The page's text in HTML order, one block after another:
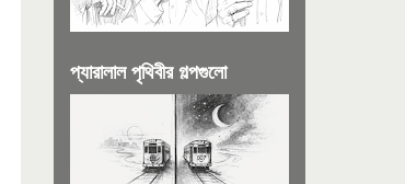
প্যারালাল পৃথিবীর গল্পগুলো